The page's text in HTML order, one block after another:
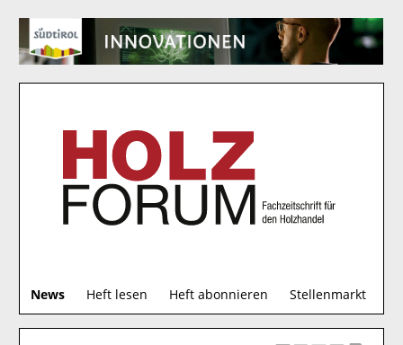
News Heft lesen Heft abonnieren Stellenmarkt
u
c